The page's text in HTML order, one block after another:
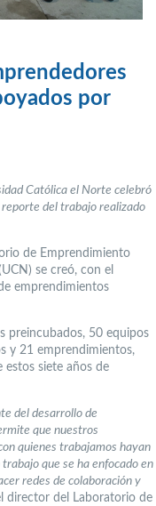
por
Católica el Norte celebró
reporte del trabajo realizado
de Emprendimiento
se creó, con el
emprendimientos
preincubados, 50 equipos
y 21 emprendimientos,
estos siete años de
del desarrollo de
que nuestros
quienes trabajamos hayan
que se ha enfocado en
redes de colaboración y
director del Laboratorio de